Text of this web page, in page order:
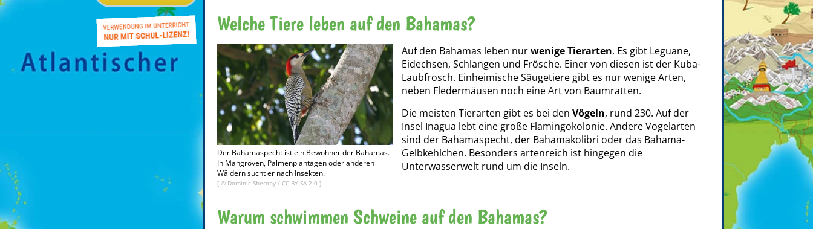
Welche Tiere leben auf den Bahamas?
Der Bahamaspecht ist ein Bewohner der Bahamas.
In Mangroven, Palmenplantagen oder anderen
Wäldern sucht er nach Insekten.
[ © Dominic Sherony / CC BY-SA 2.0 ]
Auf den Bahamas leben nurwenige Tierarten. Es gibt Leguane,
Eidechsen, Schlangen und Frösche. Einer von diesen ist der Kuba-
Laubfrosch. Einheimische Säugetiere gibt es nur wenige Arten,
neben Fledermäusen noch eine Art von Baumratten.
Die meisten Tierarten gibt es bei den Vögeln, rund 230. Auf der
Insel Inagua lebt eine große Flamingokolonie. Andere Vogelarten
sind der Bahamaspecht, der Bahamakolibri oder das Bahama-
Gelbkehlchen. Besonders artenreich ist hingegen die
Unterwasserwelt rund um die Inseln.
Warum schwimmen Schweine auf den Bahamas?